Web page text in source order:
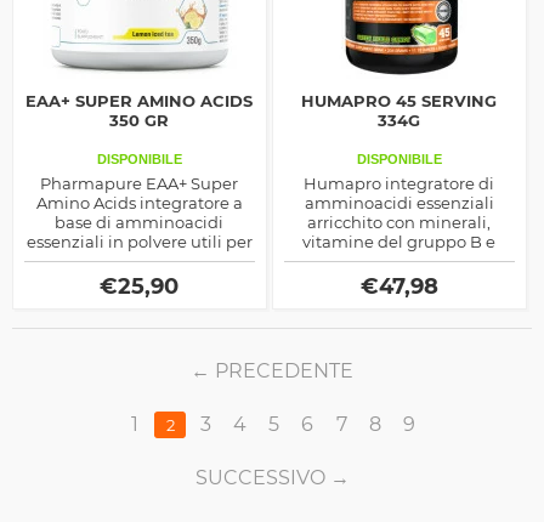
EAA+ SUPER AMINO ACIDS
350 GR
DISPONIBILE
Pharmapure EAA+ Super
Amino Acids integratore a
base di amminoacidi
essenziali in polvere utili per
aumentare la massa
muscolare e i tempi di
recupero
€25,90
HUMAPRO 45 SERVING
334G
DISPONIBILE
Humapro integratore di
amminoacidi essenziali
arricchito con minerali,
vitamine del gruppo B e
composti per prolungare
l'effetto metabolico e
anabolico del prodotto
€47,98
PRECEDENTE
1 2 3 4 5 6 7 8 9
SUCCESSIVO